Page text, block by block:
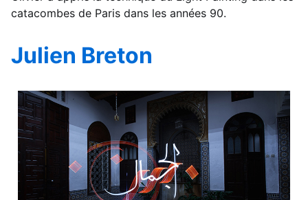
catacombes de Paris dans les années 90.
Julien Breton